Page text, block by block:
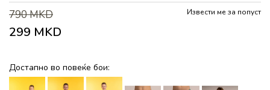
790MKD
299 MKD
Извести ме за попуст
Достапно во повеќе бои: